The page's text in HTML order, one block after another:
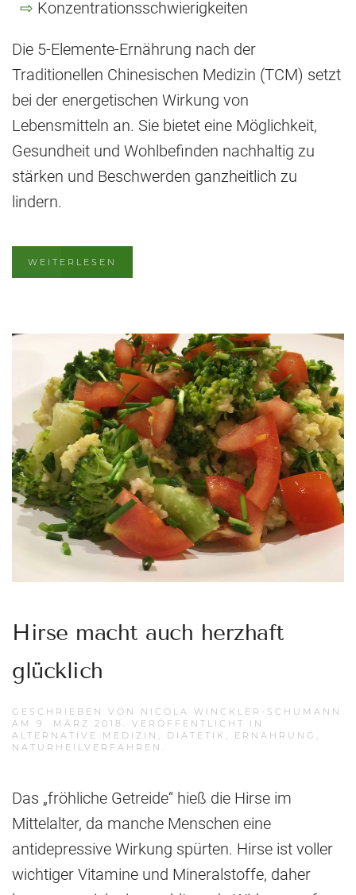
Konzentrationsschwierigkeiten
Die 5-Elemente-Ernährung nach der
Traditionellen Chinesischen Medizin (TCM) setzt
bei der energetischen Wirkung von
Lebensmitteln an. Sie bietet eine Möglichkeit,
Gesundheit und Wohlbefinden nachhaltig zu
stärken und Beschwerden ganzheitlich zu
lindern.
WEITERLESEN
Hirse macht auch herzhaft
glücklich
GESCHRIEBEN VON NICOLA WINCKLER-SCHUMANN
AM 9. MÄRZ 2018 . VERÖFFENTLICHT IN
ALTERNATIVE MEDIZIN
DIÄTETIK ERNÄHRUNG
NATURHEILVERFAHREN .
Das „fröhliche Getreide“ hieß die Hirse im
Mittelalter, da manche Menschen eine
antidepressive Wirkung spürten. Hirse ist voller
wichtiger Vitamine und Mineralstoffe, daher